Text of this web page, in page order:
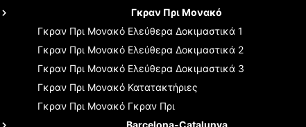
Γκραν Πρι Μονακό
Γκραν Πρι Μονακό Ελεύθερα Δοκιμαστικά 1
Γκραν Πρι Μονακό Ελεύθερα Δοκιμαστικά 2
Γκραν Πρι Μονακό Ελεύθερα Δοκιμαστικά 3
Γκραν Πρι Μονακό Κατατακτήριες
Γκραν Πρι Μονακό Γκραν Πρι
Barcelona-Catalunya